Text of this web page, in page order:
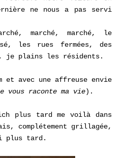
ne nous a pas servi
marché, marché, le
les rues fermées, des
plains les résidents.
et avec une affreuse envie
vous raconte ma vie).
plus tard me voilà dans
complétement grillagée,
plus tard.